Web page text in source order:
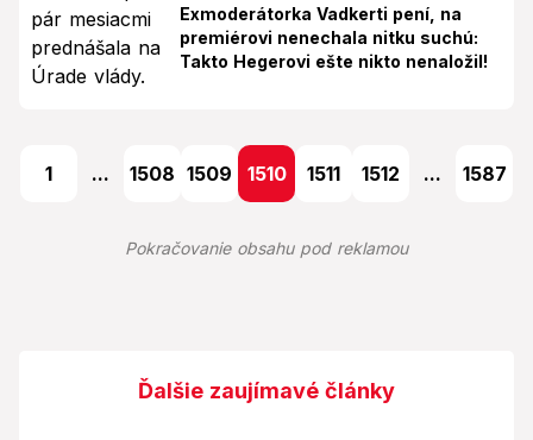
Exmoderátorka Vadkerti pení, na
premiérovi nenechala nitku suchú:
Takto Hegerovi ešte nikto nenaložil!
1 ... 1508 1509 1510 1511 1512 ... 1587
Pokračovanie obsahu pod reklamou
Ďalšie zaujímavé články